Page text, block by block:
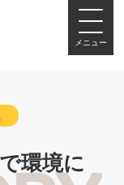
メニュー
環境に